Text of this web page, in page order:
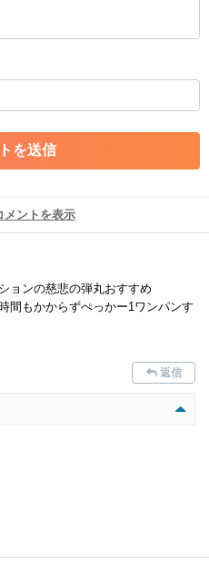
稿すること
絡む内容の投稿
容の投稿
断した投稿
稿内容を確認後、順次対応さ
さい。
に損害の及ぶ内容の書き込みがあ
だく場合もございますので、あら
メントを表示
ョンの慈悲の弾丸おすすめ
間もかからずぺっかー1ワンパンす
返信